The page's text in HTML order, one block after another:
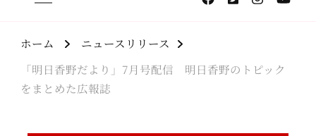
ホーム
ニュースリリース
「明日香野だより」7月号配信 明日香野のトピック
をまとめた広報誌